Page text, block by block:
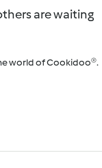
are waiting
world of Cookidoo®.